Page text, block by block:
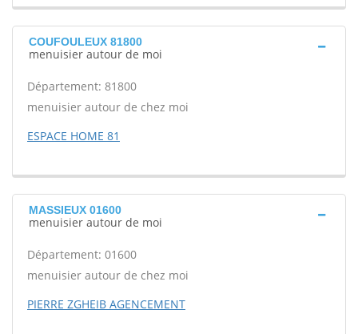
COUFOULEUX 81800
menuisier autour de moi
Département: 81800
menuisier autour de chez moi
ESPACE HOME 81
MASSIEUX 01600
menuisier autour de moi
Département: 01600
menuisier autour de chez moi
PIERRE ZGHEIB AGENCEMENT